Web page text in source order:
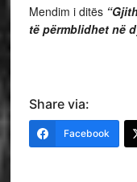
Mendim i ditës
të përmblidhet në
Share via:
Facebook